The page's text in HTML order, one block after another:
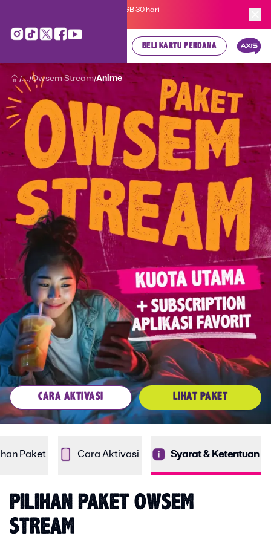
Kartu Perdana AXIS Suka-Suka 3GB 30 hari
BELI KARTU PERDANA
/.../Owsem Stream/Anime
CARA AKTIVASI LIHAT PAKET
Paket Cara Aktivasi Syarat & Ketentuan
PILIHAN PAKET OWSEM
STREAM